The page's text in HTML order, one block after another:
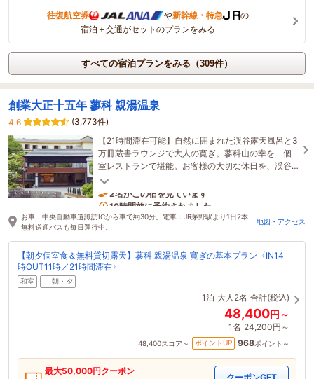
往復航空券 や新幹線・特急
の
宿泊＋交通がセットのプランをみる
すべての宿泊プランをみる（309件）
創業大正十五年 蓼科 親湯温泉
4.6
(3,773件)
【21時間滞在可能】自然に囲まれた渓谷露天風呂と3
万冊蔵書ラウンジで大人の寛ぎ。蓼科山の幸を 個
室レストランで堪能。お客様の大切な休日を、渓谷
の一軒宿 蓼科親湯温泉でお過ごし下さい。
2名がこの宿を見ています
10時間前に予約されました
お車：中央自動車道諏訪ICから車で約30分。電車：JR茅野駅より1日2本
無料送迎バスも毎日運行中。
地図・アクセス
【朝夕個室食＆無料貸切露天】蓼科 親湯温泉 寛ぎの基本プラン〈IN14
時OUT11時／21時間滞在〉
和室 朝・夕
1泊 大人2名 合計(税込)
48,400円～
1名 24,200円～
48,400スコア～ ポイントUP 968ポイント～
最大50,000円クーポン